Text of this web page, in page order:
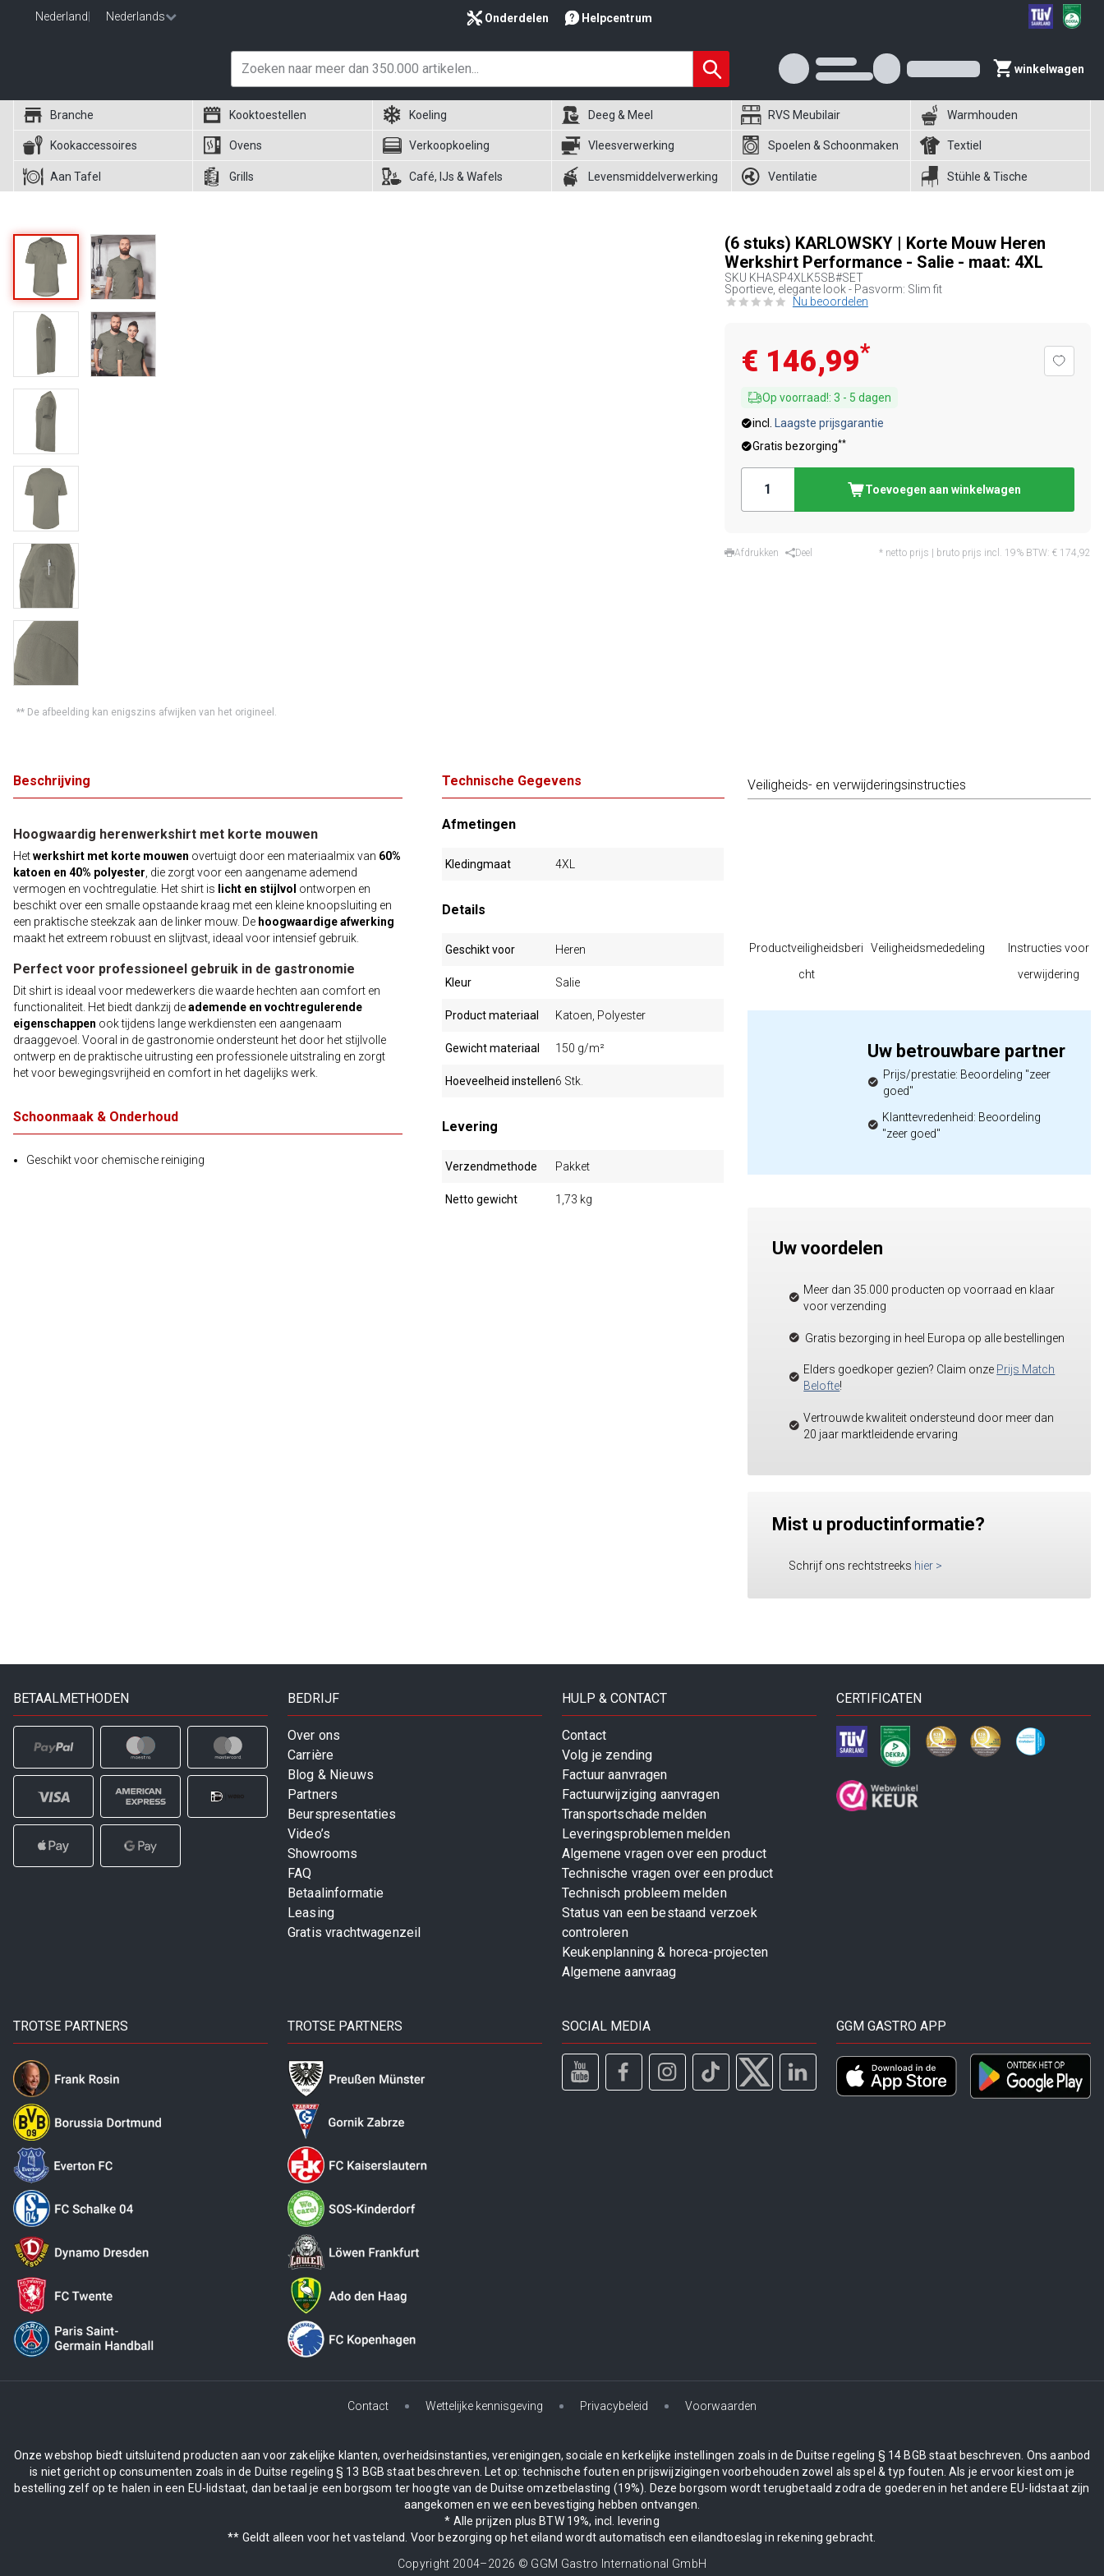
Nederland Nederlands Onderdelen Helpcentrum
winkelwagen
Branche Kooktoestellen Koeling Deeg & Meel RVS Meubilair Warmhouden
Kookaccessoires Ovens Verkoopkoeling Vleesverwerking Spoelen & Schoonmaken Textiel
Aan Tafel Grills Café, IJs & Wafels Levensmiddelverwerking Ventilatie Stühle & Tische
** De afbeelding kan enigszins afwijken van het origineel.
(6 stuks) KARLOWSKY | Korte Mouw Heren
Werkshirt Performance - Salie - maat: 4XL
SKU KHASP4XLK5SB#SET
Sportieve, elegante look - Pasvorm: Slim fit
Nu beoordelen
€ 146,99*
Op voorraad!: 3 - 5 dagen
incl.
Laagste prijsgarantie
Gratis bezorging**
Toevoegen aan winkelwagen
Afdrukken Deel * netto prijs | bruto prijs incl. 19% BTW: € 174,92
Beschrijving
Hoogwaardig herenwerkshirt met korte mouwen
Hetwerkshirt met korte mouwen overtuigt door een materiaalmix van 60%
katoen en 40% polyester , die zorgt voor een aangename ademend
vermogen en vochtregulatie. Het shirt is licht en stijlvol ontworpen en
beschikt over een smalle opstaande kraag met een kleine knoopsluiting en
een praktische steekzak aan de linker mouw. De hoogwaardige afwerking
maakt het extreem robuust en slijtvast, ideaal voor intensief gebruik.
Perfect voor professioneel gebruik in de gastronomie
Dit shirt is ideaal voor medewerkers die waarde hechten aan comfort en
functionaliteit. Het biedt dankzij deademende en vochtregulerende
eigenschappen ook tijdens lange werkdiensten een aangenaam
draaggevoel. Vooral in de gastronomie ondersteunt het door het stijlvolle
ontwerp en de praktische uitrusting een professionele uitstraling en zorgt
het voor bewegingsvrijheid en comfort in het dagelijks werk.
Schoonmaak & Onderhoud
Geschikt voor chemische reiniging
Technische Gegevens
Afmetingen
Kledingmaat 4XL
Details
Geschikt voor Heren
Kleur Salie
Product materiaal Katoen, Polyester
Gewicht materiaal 150 g/m²
Hoeveelheid instellen6 Stk.
Levering
Verzendmethode Pakket
Netto gewicht 1,73 kg
Veiligheids- en verwijderingsinstructies
Productveiligheidsberi
cht
Veiligheidsmededeling
Instructies voor
verwijdering
Uw betrouwbare partner
Prijs/prestatie: Beoordeling "zeer
goed"
Klanttevredenheid: Beoordeling
"zeer goed"
Uw voordelen
Meer dan 35.000 producten op voorraad en klaar
voor verzending
Gratis bezorging in heel Europa op alle bestellingen
Elders goedkoper gezien? Claim onze Prijs Match
Belofte!
Vertrouwde kwaliteit ondersteund door meer dan
20 jaar marktleidende ervaring
Mist u productinformatie?
Schrijf ons rechtstreeks hier >
BETAALMETHODEN BEDRIJF
Over ons
Carrière
Blog & Nieuws
Partners
Beurspresentaties
Video’s
Showrooms
FAQ
Betaalinformatie
Leasing
Gratis vrachtwagenzeil
HULP & CONTACT
Contact
Volg je zending
Factuur aanvragen
Factuurwijziging aanvragen
Transportschade melden
Leveringsproblemen melden
Algemene vragen over een product
Technische vragen over een product
Technisch probleem melden
Status van een bestaand verzoek
controleren
Keukenplanning & horeca-projecten
Algemene aanvraag
CERTIFICATEN
TROTSE PARTNERS TROTSE PARTNERS SOCIAL MEDIA GGM GASTRO APP
Contact Wettelijke kennisgeving Privacybeleid Voorwaarden
Onze webshop biedt uitsluitend producten aan voor zakelijke klanten, overheidsinstanties, verenigingen, sociale en kerkelijke instellingen zoals in de Duitse regeling § 14 BGB staat beschreven. Ons aanbod
is niet gericht op consumenten zoals in de Duitse regeling § 13 BGB staat beschreven. Let op: technische fouten en prijswijzigingen voorbehouden zowel als spel & typ fouten. Als je ervoor kiest om je
bestelling zelf op te halen in een EU-lidstaat, dan betaal je een borgsom ter hoogte van de Duitse omzetbelasting (19%). Deze borgsom wordt terugbetaald zodra de goederen in het andere EU-lidstaat zijn
aangekomen en we een bevestiging hebben ontvangen.
* Alle prijzen plus BTW 19%, incl. levering
** Geldt alleen voor het vasteland. Voor bezorging op het eiland wordt automatisch een eilandtoeslag in rekening gebracht.
Copyright 2004–2026 © GGM Gastro International GmbH